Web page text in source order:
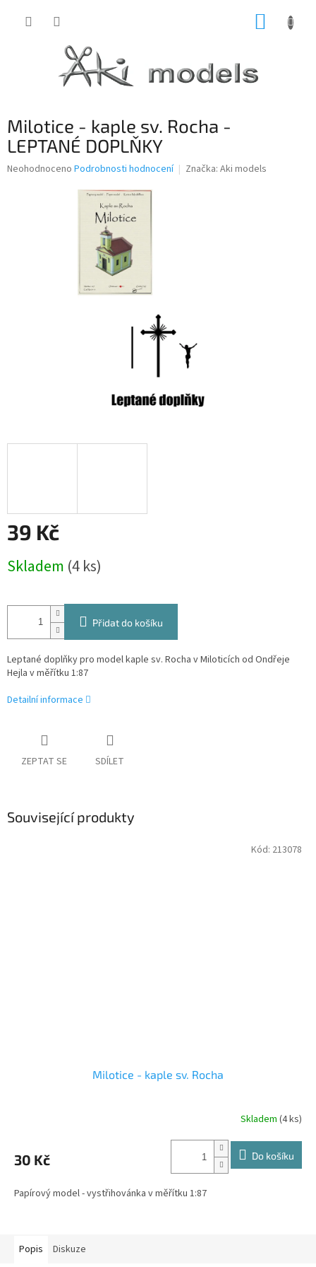
Milotice - kaple sv. Rocha -
LEPTANÉ DOPLŇKY
Průměrné
Neohodnoceno Podrobnosti hodnocení Značka: Aki models
39 Kč
cena:
Skladem (4 ks)
Přidat do košíku
Leptané doplňky pro model kaple sv. Rocha v Miloticích od Ondřeje
Hejla v měřítku 1:87
Detailní informace
ZEPTAT SE SDÍLET
Související produkty
Milotice - kaple sv. Rocha
Skladem (4 ks)
30 Kč Do košíku
Papírový model - vystřihovánka v měřítku 1:87
Kód: 213078
Popis Diskuze